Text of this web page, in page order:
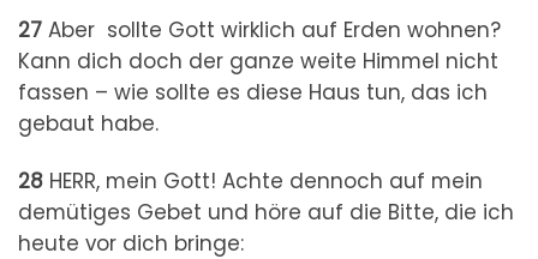
27 Aber sollte Gott wirklich auf Erden wohnen?
Kann dich doch der ganze weite Himmel nicht
fassen – wie sollte es diese Haus tun, das ich
gebaut habe.
28 HERR, mein Gott! Achte dennoch auf mein
demütiges Gebet und höre auf die Bitte, die ich
heute vor dich bringe: